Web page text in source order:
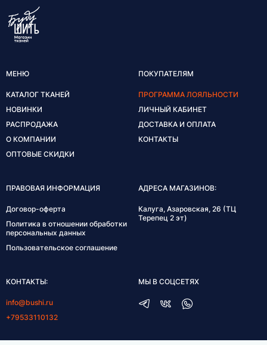
МЕНЮ
КАТАЛОГ ТКАНЕЙ
НОВИНКИ
РАСПРОДАЖА
О КОМПАНИИ
ОПТОВЫЕ СКИДКИ
ПОКУПАТЕЛЯМ
ПРОГРАММА ЛОЯЛЬНОСТИ
ЛИЧНЫЙ КАБИНЕТ
ДОСТАВКА И ОПЛАТА
КОНТАКТЫ
ПРАВОВАЯ ИНФОРМАЦИЯ
Договор-оферта
Политика в отношении обработки
персональных данных
Пользовательское соглашение
АДРЕСА МАГАЗИНОВ:
Калуга, Азаровская, 26 (ТЦ
Терепец 2 эт)
КОНТАКТЫ:
info@bushi.ru
+79533110132
МЫ В СОЦСЕТЯХ